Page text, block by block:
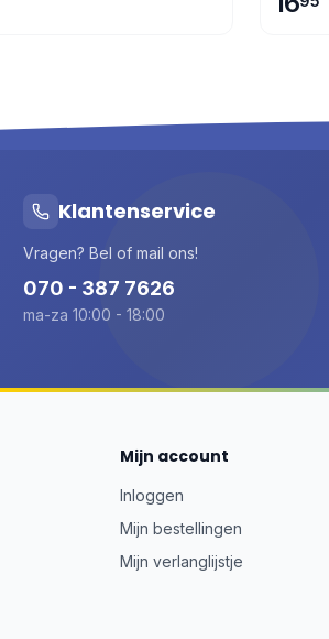
Klantenservice
Vragen? Bel of mail ons!
070 - 387 7626
ma-za 10:00 - 18:00
Mijn account
Inloggen
Mijn bestellingen
Mijn verlanglijstje